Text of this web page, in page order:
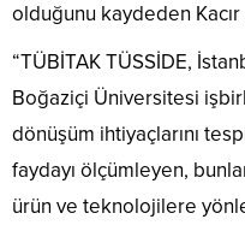
olduğunu kaydeden
“TÜBİTAK TÜSSİDE,
Boğaziçi Üniversitesi
dönüşüm ihtiyaçlarını
faydayı ölçümleyen,
ürün ve teknolojilere